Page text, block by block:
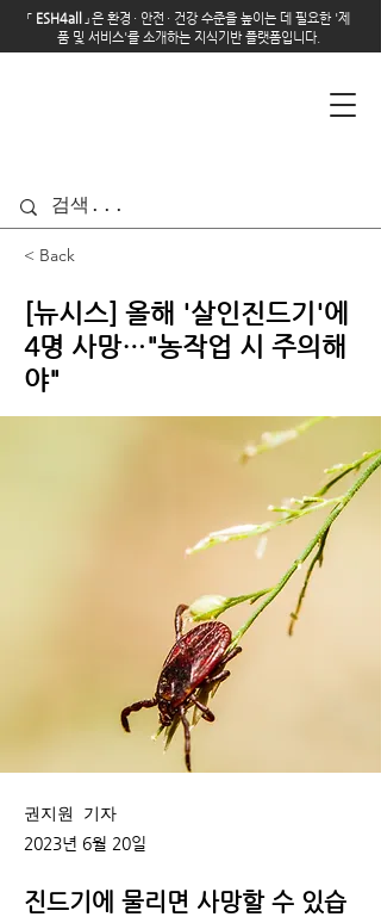
「 ESH4all 」은 환경 · 안전 · 건강 수준을 높이는 데 필요한 '제
품 및 서비스'를 소개하는 지식기반 플랫폼입니다.
< Back
[뉴시스] 올해 '살인진드기'에
4명 사망…"농작업 시 주의해
야"
권지원 기자
2023년 6월 20일
진드기에 물리면 사망할 수 있습